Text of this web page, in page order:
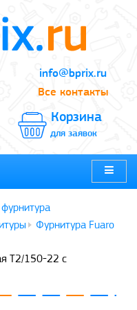
info@bprix.ru
Все контакты
Корзина
для заявок
Фурнитура Fuaro
T2/150-22 с